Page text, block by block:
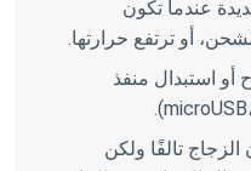
عندما تكون
أو ترتفع حرارتها.
أو استبدال منفذ
الزجاج تالفًا ولكن